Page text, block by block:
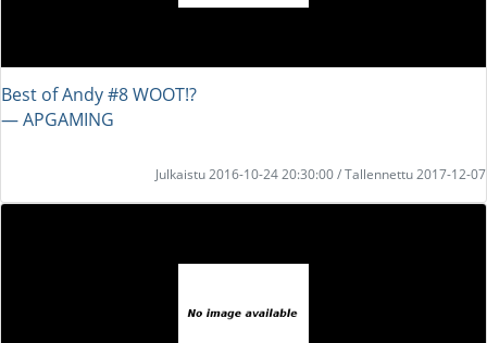
Best of Andy #8 WOOT!?
― APGAMING
Julkaistu 2016-10-24 20:30:00 / Tallennettu 2017-12-07